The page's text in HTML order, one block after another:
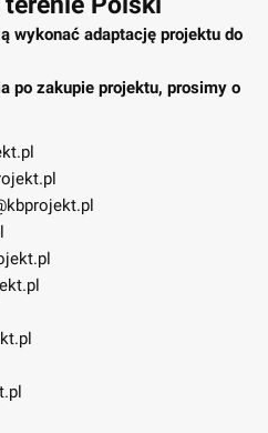
wykonać adaptację projektu do
po zakupie projektu, prosimy o